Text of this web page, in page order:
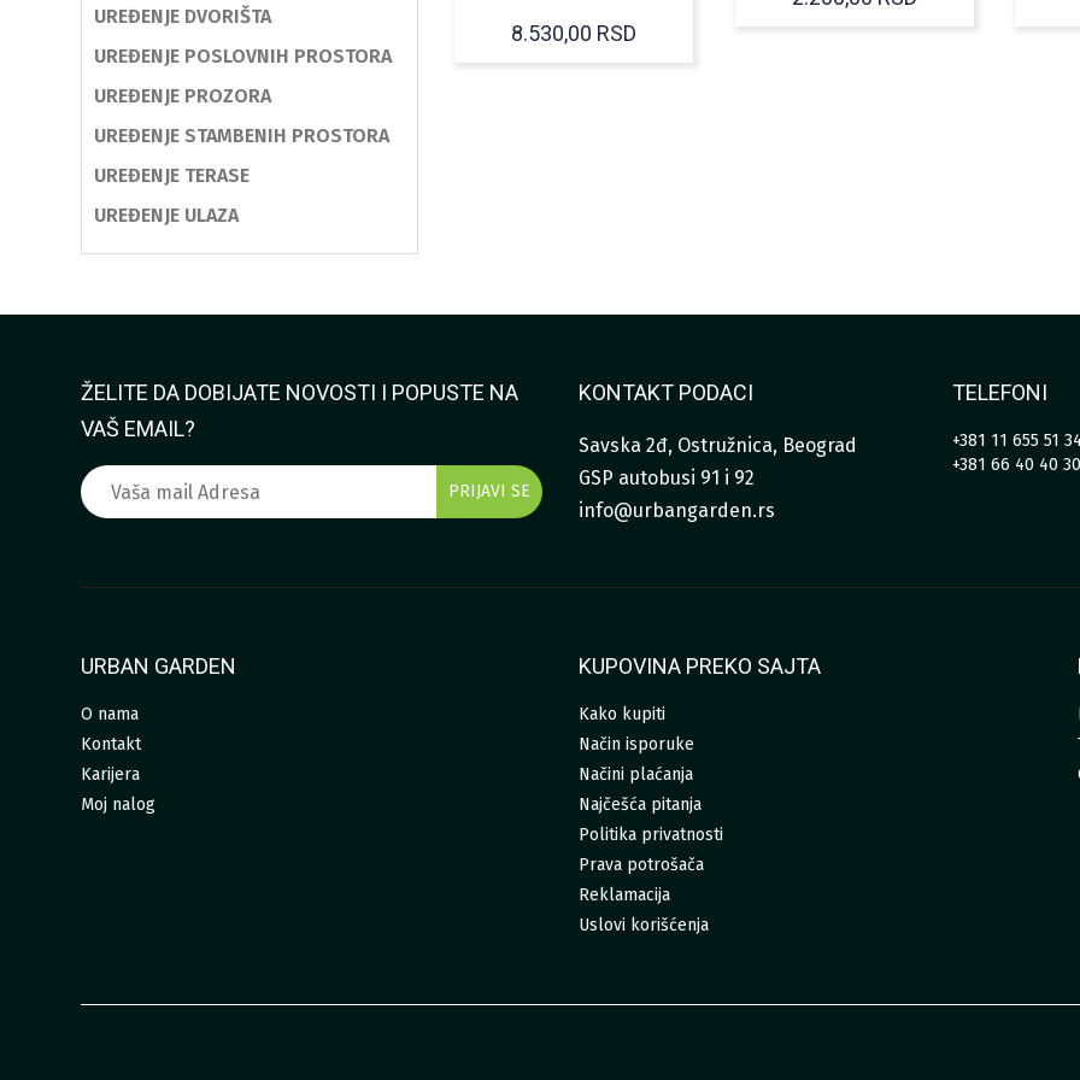
UREĐENJE DVORIŠTA
UREĐENJE POSLOVNIH PROSTORA
UREĐENJE PROZORA
UREĐENJE STAMBENIH PROSTORA
UREĐENJE TERASE
UREĐENJE ULAZA
8.530,00 RSD
ŽELITE DA DOBIJATE NOVOSTI I POPUSTE NA
VAŠ EMAIL?
KONTAKT PODACI
Savska 2đ, Ostružnica, Beograd
GSP autobusi 91 i 92
info@urbangarden.rs
TELEFONI
+381 11 655 51
+381 66 40 40
URBAN GARDEN
O nama
Kontakt
Karijera
Moj nalog
KUPOVINA PREKO SAJTA
Kako kupiti
Način isporuke
Načini plaćanja
Najčešća pitanja
Politika privatnosti
Prava potrošača
Reklamacija
Uslovi korišćenja